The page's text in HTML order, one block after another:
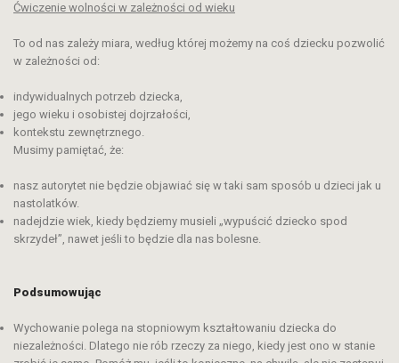
Ćwiczenie wolności w zależności od wieku
To od nas zależy miara, według której możemy na coś dziecku pozwolić
w zależności od:
indywidualnych potrzeb dziecka,
jego wieku i osobistej dojrzałości,
kontekstu zewnętrznego.
Musimy pamiętać, że:
nasz autorytet nie będzie objawiać się w taki sam sposób u dzieci jak u
nastolatków.
nadejdzie wiek, kiedy będziemy musieli „wypuścić dziecko spod
skrzydeł”, nawet jeśli to będzie dla nas bolesne.
Podsumowując
Wychowanie polega na stopniowym kształtowaniu dziecka do
niezależności. Dlatego nie rób rzeczy za niego, kiedy jest ono w stanie